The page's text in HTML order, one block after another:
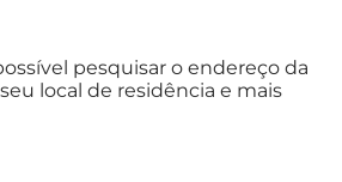
pesquisar o endereço da
local de residência e mais